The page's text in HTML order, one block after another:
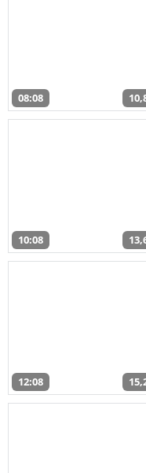
08:08
10:08
12:08